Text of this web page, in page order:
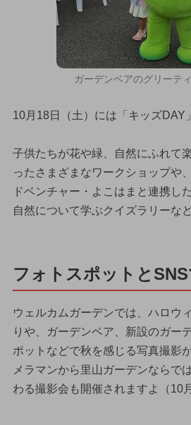
ガーデンベアのグリーテ
10月18日（土）には「キッズDAY
子供たちが花や緑、自然にふれて
ったさまざまなワークショップや
ドベンチャー・よこはまと連携し
自然について学ぶクイズラリーな
フォトスポットと
ウェルカムガーデンでは、ハロウ
りや、ガーデンベア、新設のガー
ポットなどで秋を感じる写真撮影
メラマンから里山ガーデンならで
わる撮影会も開催されますよ（10